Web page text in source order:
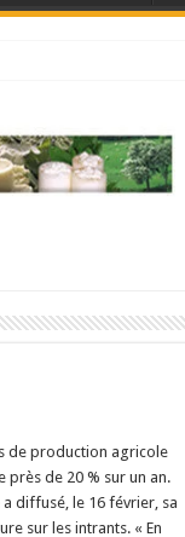
de production agricole
près de 20 % sur un an.
diffusé, le 16 février, sa
sur les intrants. « En